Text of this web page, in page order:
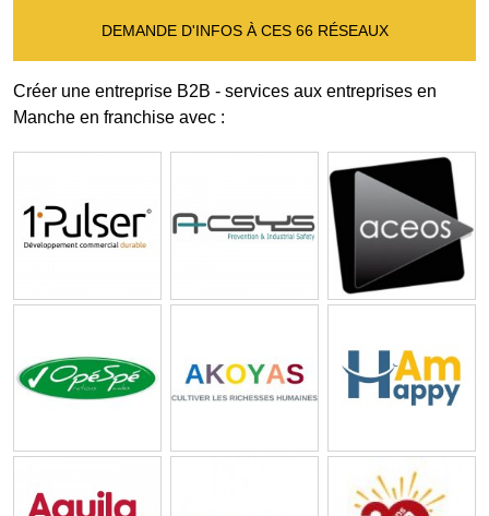
DEMANDE D'INFOS À CES 66 RÉSEAUX
Créer une entreprise B2B - services aux entreprises en
Manche en franchise avec :